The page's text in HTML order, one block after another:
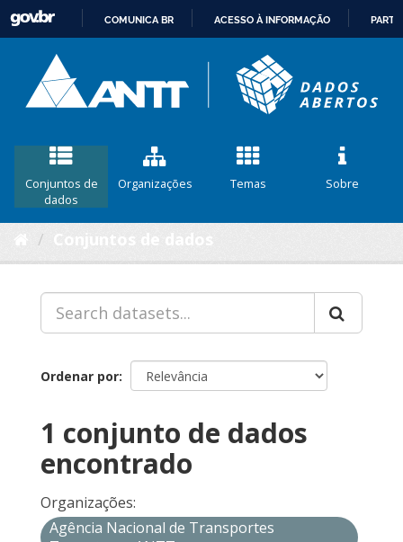
CONTEÚDO
COMUNICA BR ACESSO À INFORMAÇÃO
Conjuntos de
dados
Organizações Temas Sobre
Ordenar por
1 conjunto de dados
encontrado
Organizações:
Agência Nacional de Transportes